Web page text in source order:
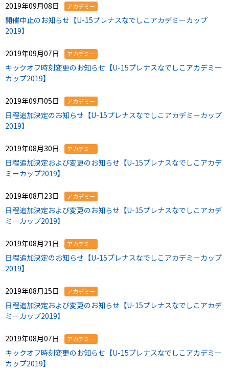
2019年09月08日 アカデミー
開催中止のお知らせ【U-15プレナスなでしこアカデミーカップ
2019】
2019年09月07日 アカデミー
キックオフ時刻変更のお知らせ【U-15プレナスなでしこアカデミー
カップ2019】
2019年09月05日 アカデミー
日程追加決定のお知らせ【U-15プレナスなでしこアカデミーカップ
2019】
2019年08月30日 アカデミー
日程追加決定および変更のお知らせ【U-15プレナスなでしこアカデ
ミーカップ2019】
2019年08月23日 アカデミー
日程追加決定および変更のお知らせ【U-15プレナスなでしこアカデ
ミーカップ2019】
2019年08月21日 アカデミー
日程追加決定のお知らせ【U-15プレナスなでしこアカデミーカップ
2019】
2019年08月15日 アカデミー
日程追加決定および変更のお知らせ【U-15プレナスなでしこアカデ
ミーカップ2019】
2019年08月07日 アカデミー
キックオフ時刻変更のお知らせ【U-15プレナスなでしこアカデミー
カップ2019】